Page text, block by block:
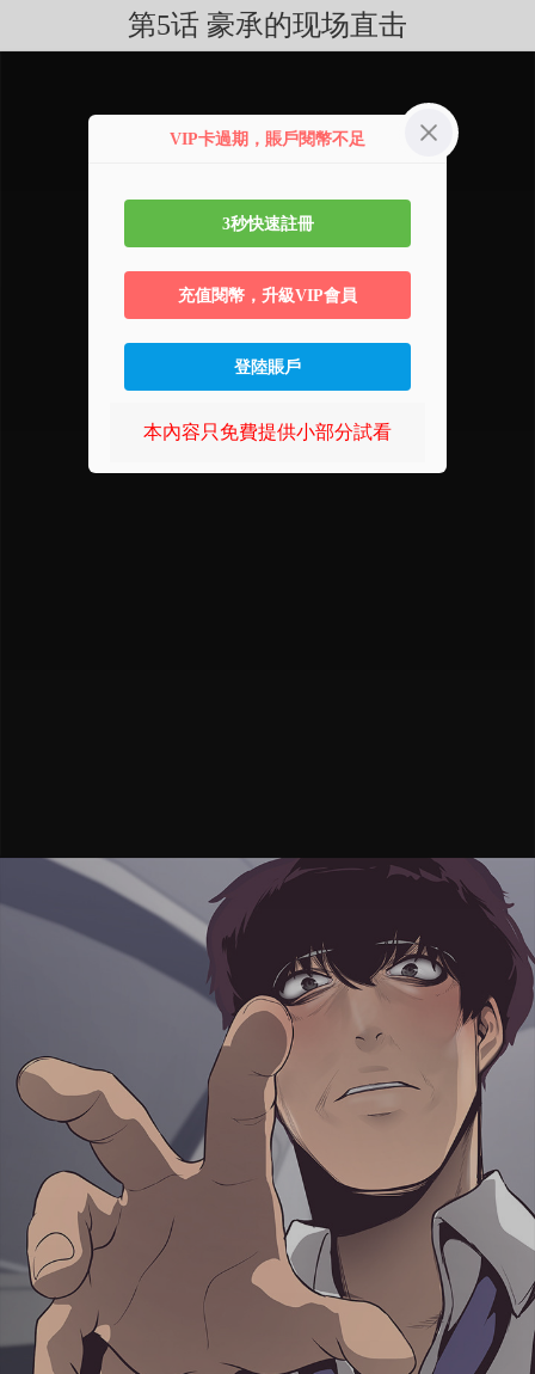
第5话 豪承的现场直击
VIP卡過期，賬戶閱幣不足
3秒快速註冊
充值閱幣，升級VIP會員
登陸賬戶
本內容只免費提供小部分試看